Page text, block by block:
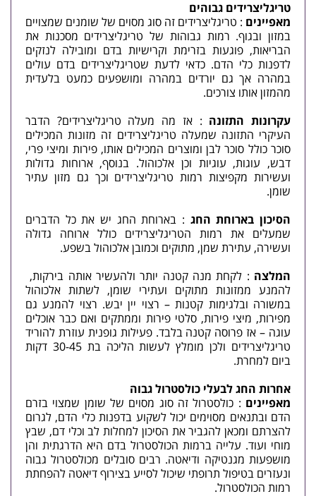
טריגליצרידים גבוהים
מאפיינים : טריגליצרידים זה סוג מסוים של שומנים שמצויים
במזון ובגוף. רמות גבוהות של טריגליצרידים מסכנות את
הבריאות, פוגעות בזרימת וקרישיות בדם ומובילה לנזקים
לדפנות כלי הדם. כדאי לדעת שטריגליצרידים בדם עולים
במהרה אך גם יורדים במהרה ומושפעים כמעט בלעדית
מהמזון אותו צורכים.
עקרונות התזונה : אז מה מעלה טריגליצרידים? הדבר
העיקרי התזונה שמעלה טריגליצרידים זה מזונות המכילים
סוכר כולל סוכר לבן ומוצרים המכילים אותו, פירות ומיצי פרי,
דבש, עוגות, עוגיות וכן אלכוהול. בנוסף, ארוחות גדולות
ועשירות מקפיצות רמות טריגליצרידים וכך גם מזון עתיר
שומן.
הסיכון בארוחת החג : בארוחת החג יש את כל הדברים
שמעלים את רמות הטריגליצרידים כולל ארוחה גדולה
ועשירה, עתירת שמן, מתוקים וכמובן אלכוהול בשפע.
המלצה : לקחת מנה קטנה יותר ולהעשיר אותה בירקות,
להמנע ממזונות מתוקים ועתירי שומן, לשתות אלכוהול
במשורה ובלגימות קטנות – רצוי יין יבש. רצוי להמנע גם
מפירות, מיצי פירות, סלטי פירות וממתקים ואם כבר אוכלים
עוגה – אז פרוסה קטנה בלבד. פעילות גופנית עוזרת להוריד
טריגליצרידים ולכן מומלץ לעשות הליכה בת 30-45 דקות
ביום למחרת.
אחרות החג לבעלי כולסטרול גבוה
מאפיינים : כולסטרול זה סוג מסוים של שומן שמצוי בזרם
הדם ובתנאים מסוימים יכול לשקוע בדפנות כלי הדם, לגרום
להצרתם ומכאן להגביר את הסיכון למחלות לב וכלי דם, שבץ
מוחי ועוד. עלייה ברמות הכולסטרול בדם היא הדרגתית והן
מושפעות מגנטיקה ודיאטה. רבים סובלים מכולסטרול גבוה
ונעזרים בטיפול תרופתי שיכול לסייע בצירוף דיאטה להפחתת
רמות הכולסטרול.